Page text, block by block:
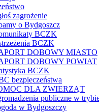
zagrożenie
o Bydgoszcz
BCZK
BCZK
DOBOWY MIASTO
DOBOWY POWIAT
BCZK
bezpieczeństwa
DLA ZWIERZĄT
publiczne w
w Bydgoszczy